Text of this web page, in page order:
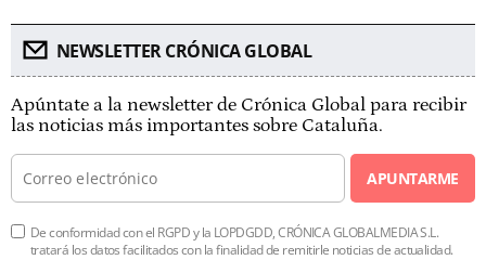
NEWSLETTER CRÓNICA GLOBAL
Apúntate a la newsletter de Crónica Global para recibir
las noticias más importantes sobre Cataluña.
APUNTARME
De conformidad con el RGPD y la LOPDGDD, CRÓNICA GLOBALMEDIA S.L.
tratará los datos facilitados con la finalidad de remitirle noticias de actualidad.